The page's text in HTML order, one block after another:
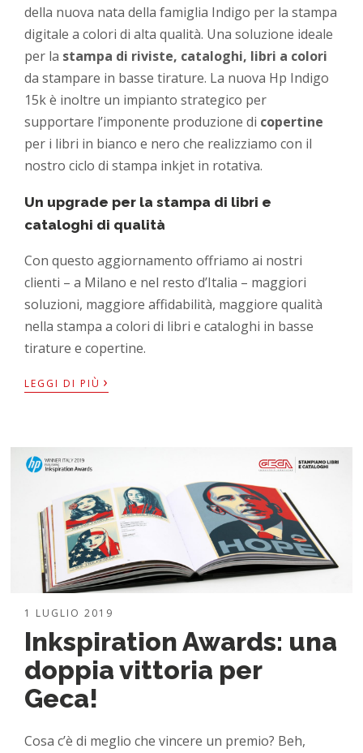
della nuova nata della famiglia Indigo per la stampa
digitale a colori di alta qualità. Una soluzione ideale
per la stampa di riviste, cataloghi, libri a colori
da stampare in basse tirature. La nuova Hp Indigo
15k è inoltre un impianto strategico per
supportare l’imponente produzione di copertine
per i libri in bianco e nero che realizziamo con il
nostro ciclo di stampa inkjet in rotativa.
Un upgrade per la stampa di libri e
cataloghi di qualità
Con questo aggiornamento offriamo ai nostri
clienti – a Milano e nel resto d’Italia – maggiori
soluzioni, maggiore affidabilità, maggiore qualità
nella stampa a colori di libri e cataloghi in basse
tirature e copertine.
LEGGI DI PIÙ ›
1 LUGLIO 2019
Inkspiration Awards: una
doppia vittoria per
Geca!
Cosa c’è di meglio che vincere un premio? Beh,